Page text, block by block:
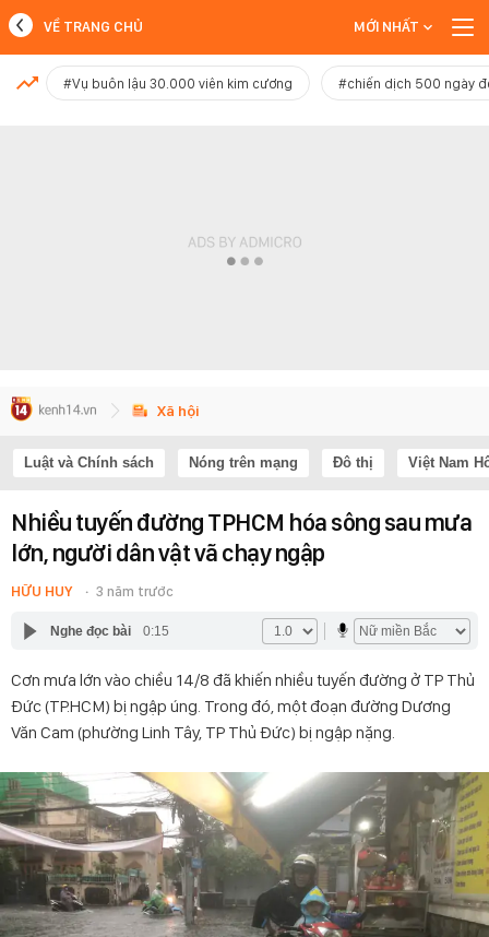
MỚI NHẤT
VỀ TRANG CHỦ MỚI NHẤT
#Vụ buôn lậu 30.000 viên kim cương #chiến dịch 500 ngày
Xã hội
Luật và Chính sách Nóng trên mạng Đô thị Việt Nam
Nhiều tuyến đường TPHCM hóa sông sau mưa
lớn, người dân vật vã chạy ngập
HỮU HUY 3 năm trước
Nghe đọc bài 0:15
Cơn mưa lớn vào chiều 14/8 đã khiến nhiều tuyến đường ở TP Thủ
Đức (TP.HCM) bị ngập úng. Trong đó, một đoạn đường Dương
Văn Cam (phường Linh Tây, TP Thủ Đức) bị ngập nặng.